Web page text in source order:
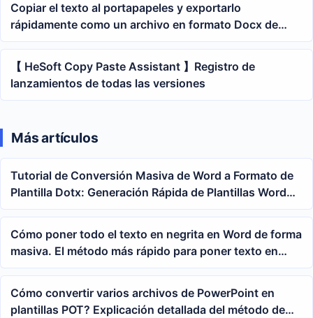
Copiar el texto al portapapeles y exportarlo
rápidamente como un archivo en formato Docx de
Office Word.
【 HeSoft Copy Paste Assistant 】Registro de
lanzamientos de todas las versiones
Más artículos
Tutorial de Conversión Masiva de Word a Formato de
Plantilla Dotx: Generación Rápida de Plantillas Word
desde Documentos Docx
Cómo poner todo el texto en negrita en Word de forma
masiva. El método más rápido para poner texto en
negrita en archivos Doc y Docx
Cómo convertir varios archivos de PowerPoint en
plantillas POT? Explicación detallada del método de